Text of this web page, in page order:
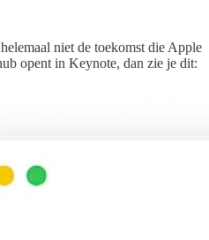
niet de toekomst die Apple
opent in Keynote, dan zie je dit: